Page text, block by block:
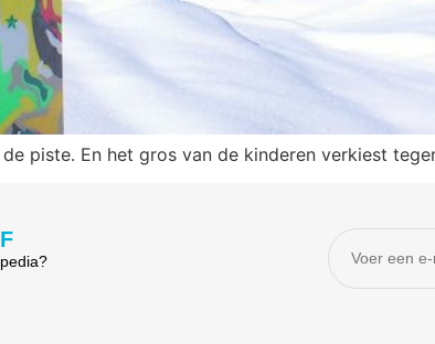
piste. En het gros van de kinderen verkiest